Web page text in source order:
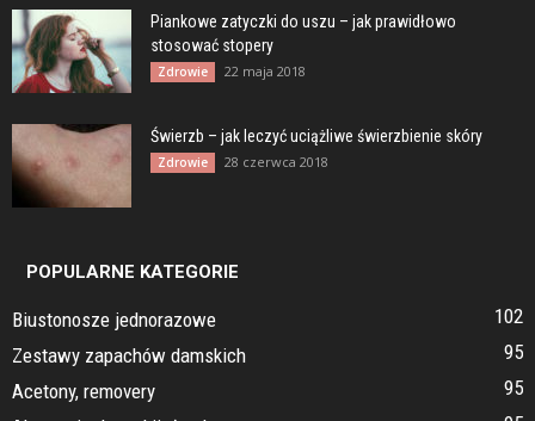
Piankowe zatyczki do uszu – jak prawidłowo
stosować stopery
Zdrowie 22 maja 2018
Świerzb – jak leczyć uciążliwe świerzbienie skóry
Zdrowie 28 czerwca 2018
POPULARNE KATEGORIE
Biustonosze jednorazowe
102
Zestawy zapachów damskich
95
Acetony, removery
95